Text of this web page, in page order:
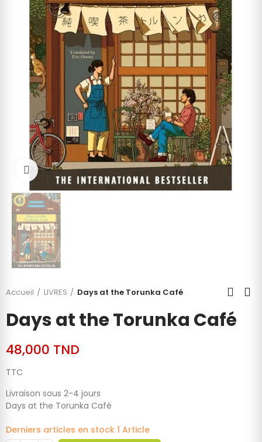
Cliquez pour agrandir
Accueil LIVRES Days at the Torunka Café
Days at the Torunka Café
48,000 TND
TTC
Livraison sous 2-4 jours
Days at the Torunka Café
Derniers articles en stock 1 Article